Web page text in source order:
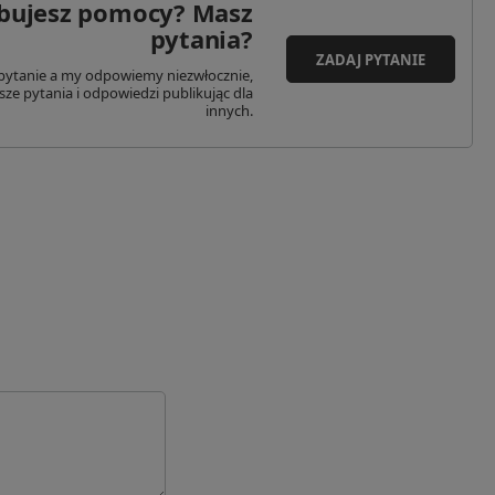
Miasto: Dawidy Bankowe
Kraj: Polska
Adres email: sale@m-tac.pl
pomocy? Masz
pytania?
a my odpowiemy niezwłocznie,
pytania i odpowiedzi publikując dla
innych.
ZADAJ PYTANIE